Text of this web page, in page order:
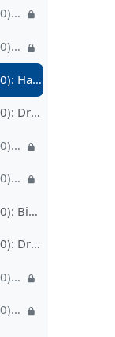
11. Vorlesung (08.12.2020): Video II – Stapel + Schlange + Liste, 10'
11. Vorlesung (08.12.2020): Video III – Von Pseudocode zu Javacode: Die Liste, 8'
12. Vorlesung (15.12.2020): Hashing
12. Vorlesung (15.12.2020): Druckversion
12. Vorlesung (15.12.2020): Video I – direkte Adressierung und Hashing mit Verkettung, 22'
12. Vorlesung (15.12.2020): Video II – gute Hashfunktionen und Hashing mit offener Adressierung, 23'
13. Vorlesung (17.12.2020): Binäre Suchbäume
13. Vorlesung (17.12.2020): Druckversion
13. Vorlesung (17.12.2020): Video I – Binäre Suchbäume: Vorarbeiten und Traversierung, 21'
13. Vorlesung (17.12.2020): Video II – Methoden der binären Suchbäume, 15'